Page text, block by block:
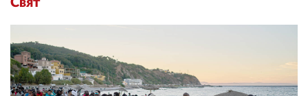
Свят